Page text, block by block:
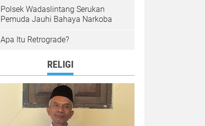
Polsek Wadaslintang Serukan
Pemuda Jauhi Bahaya Narkoba
Apa Itu Retrograde?
RELIGI